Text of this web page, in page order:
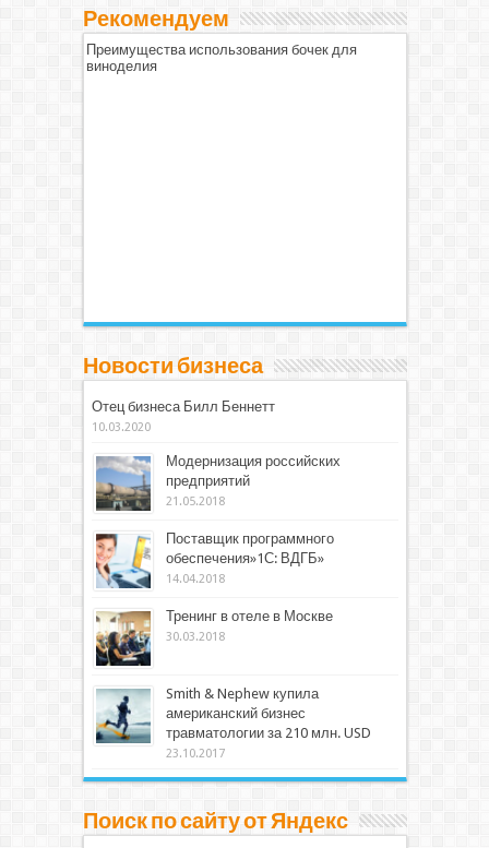
Рекомендуем
Преимущества использования бочек для
виноделия
Новости бизнеса
Отец бизнеса Билл Беннетт
10.03.2020
Модернизация российских
предприятий
21.05.2018
Поставщик программного
обеспечения»1С: ВДГБ»
14.04.2018
Тренинг в отеле в Москве
30.03.2018
Smith & Nephew купила
американский бизнес
травматологии за 210 млн. USD
23.10.2017
Поиск по сайту от Яндекс